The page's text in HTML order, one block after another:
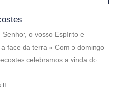
Senhor, o vosso Espírito e
a face da terra.» Com o domingo
celebramos a vinda do